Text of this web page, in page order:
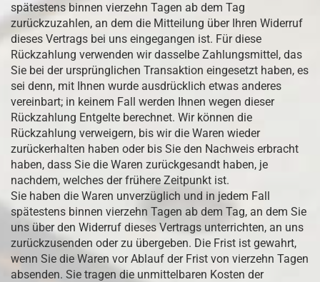
spätestens binnen vierzehn Tagen ab dem Tag
zurückzuzahlen, an dem die Mitteilung über Ihren Widerruf
dieses Vertrags bei uns eingegangen ist. Für diese
Rückzahlung verwenden wir dasselbe Zahlungsmittel, das
Sie bei der ursprünglichen Transaktion eingesetzt haben, es
sei denn, mit Ihnen wurde ausdrücklich etwas anderes
vereinbart; in keinem Fall werden Ihnen wegen dieser
Rückzahlung Entgelte berechnet. Wir können die
Rückzahlung verweigern, bis wir die Waren wieder
zurückerhalten haben oder bis Sie den Nachweis erbracht
haben, dass Sie die Waren zurückgesandt haben, je
nachdem, welches der frühere Zeitpunkt ist.
Sie haben die Waren unverzüglich und in jedem Fall
spätestens binnen vierzehn Tagen ab dem Tag, an dem Sie
uns über den Widerruf dieses Vertrags unterrichten, an uns
zurückzusenden oder zu übergeben. Die Frist ist gewahrt,
wenn Sie die Waren vor Ablauf der Frist von vierzehn Tagen
absenden. Sie tragen die unmittelbaren Kosten der